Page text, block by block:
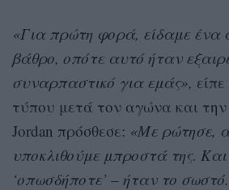
«Για πρώτη φορά, είδαμε ένα
βάθρο, οπότε αυτό ήταν
συναρπαστικό για εμάς»,
τύπου μετά τον αγώνα και
Jordan πρόσθεσε: «Με ρώτησε,
υποκλιθούμε μπροστά της.
‘οπωσδήποτε’ – ήταν το